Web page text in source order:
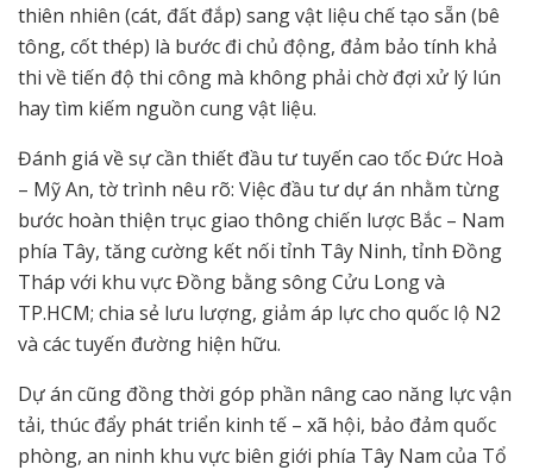
thiên nhiên (cát, đất đắp) sang vật liệu chế tạo sẵn (bê
tông, cốt thép) là bước đi chủ động, đảm bảo tính khả
thi về tiến độ thi công mà không phải chờ đợi xử lý lún
hay tìm kiếm nguồn cung vật liệu.
Đánh giá về sự cần thiết đầu tư tuyến cao tốc Đức Hoà
– Mỹ An, tờ trình nêu rõ: Việc đầu tư dự án nhằm từng
bước hoàn thiện trục giao thông chiến lược Bắc – Nam
phía Tây, tăng cường kết nối tỉnh Tây Ninh, tỉnh Đồng
Tháp với khu vực Đồng bằng sông Cửu Long và
TP.HCM; chia sẻ lưu lượng, giảm áp lực cho quốc lộ N2
và các tuyến đường hiện hữu.
Dự án cũng đồng thời góp phần nâng cao năng lực vận
tải, thúc đẩy phát triển kinh tế – xã hội, bảo đảm quốc
phòng, an ninh khu vực biên giới phía Tây Nam của Tổ